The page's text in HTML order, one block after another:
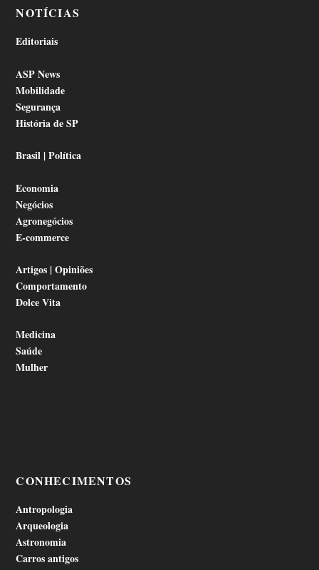
NOTÍCIAS
Editoriais
ASP News
Mobilidade
Segurança
História de SP
Brasil | Política
Economia
Negócios
Agronegócios
E-commerce
Artigos | Opiniões
Comportamento
Dolce Vita
Medicina
Saúde
Mulher
CONHECIMENTOS
Antropologia
Arqueologia
Astronomia
Carros antigos